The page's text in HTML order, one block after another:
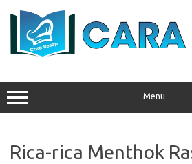
Menu
Rica-rica Menthok